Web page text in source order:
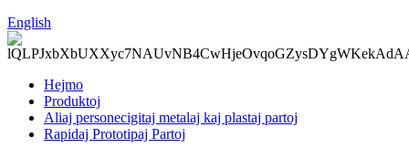
English
Hejmo
Produktoj
Aliaj personecigitaj metalaj kaj plastaj partoj
Rapidaj Prototipaj Partoj